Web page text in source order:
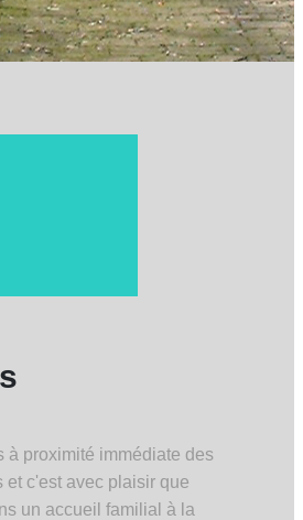
à proximité immédiate des
et c'est avec plaisir que
un accueil familial à la